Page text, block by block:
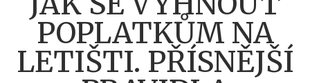
POPLATKŮM NA
LETIŠTI. PŘÍSNĚJŠÍ